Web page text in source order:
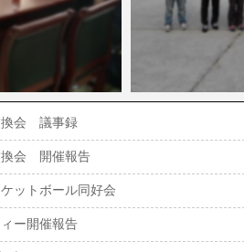
換会 議事録
換会 開催報告
ットボール同好会
ー開催報告